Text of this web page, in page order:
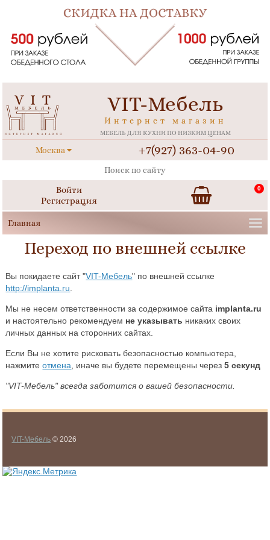
VIT-Мебель
Интернет магазин
МЕБЕЛЬ ДЛЯ КУХНИ ПО НИЗКИМ ЦЕНАМ
Москва +7(927) 363-04-90
Войти
Регистрация
0
Переход по внешней ссылке
Вы покидаете сайт "VIT-Мебель" по внешней ссылке
http://implanta.ru
Мы не несем ответственности за содержимое сайта implanta.ru
и настоятельно рекомендуем не указывать никаких своих
личных данных на сторонних сайтах.
Если Вы не хотите рисковать безопасностью компьютера,
нажмитеотмена , иначе вы будете перемещены через5 секунд
"VIT-Мебель" всегда заботится о вашей безопасности.
VIT-Мебель © 2026